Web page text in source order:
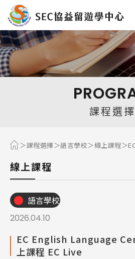
熱門搜尋：
課程選擇
課程選擇 語言學校 線上課程
線上課程
語言學校
2026.04.10
EC English Language
上課程 EC Live